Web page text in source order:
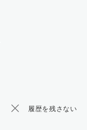
履歴を残さない